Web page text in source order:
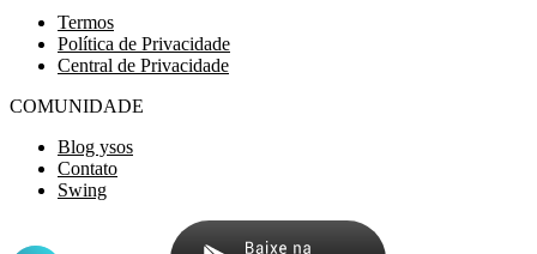
Termos
Política de Privacidade
Central de Privacidade
COMUNIDADE
Blog ysos
Contato
Swing